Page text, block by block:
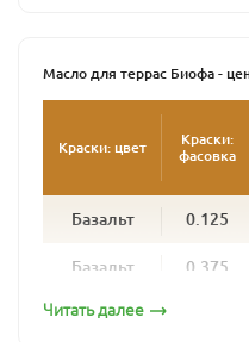
ранее обработанной
образует пленки и
Продукт изготовлен из
компонентов, не
поверхность от
Масло для террас Биофа -
Краски: цвет
Краски:
фасовка
Базальт 0.125
Базальт 0.375
Базальт
Читать далее